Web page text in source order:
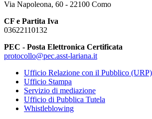
Via Napoleona, 60 - 22100 Como
CF e Partita Iva
03622110132
PEC - Posta Elettronica Certificata
protocollo@pec.asst-lariana.it
Ufficio Relazione con il Pubblico (URP)
Ufficio Stampa
Servizio di mediazione
Ufficio di Pubblica Tutela
Whistleblowing